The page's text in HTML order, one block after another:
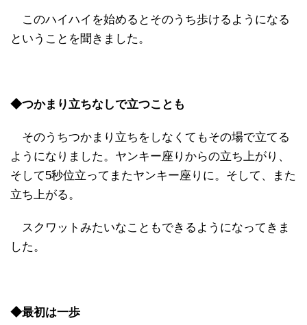
このハイハイを始めるとそのうち歩けるようになる
ということを聞きました。
◆つかまり立ちなしで立つことも
そのうちつかまり立ちをしなくてもその場で立てる
ようになりました。ヤンキー座りからの立ち上がり、
そして5秒位立ってまたヤンキー座りに。そして、また
立ち上がる。
スクワットみたいなこともできるようになってきま
した。
◆最初は一歩